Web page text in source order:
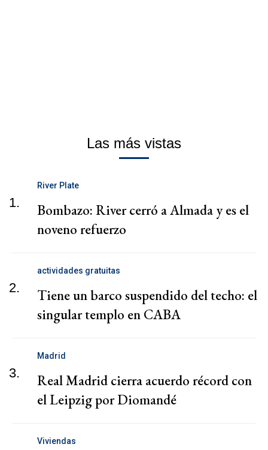
Las más vistas
1.
River Plate
Bombazo: River cerró a Almada y es el
noveno refuerzo
2.
actividades gratuitas
Tiene un barco suspendido del techo: el
singular templo en CABA
3.
Madrid
Real Madrid cierra acuerdo récord con
el Leipzig por Diomandé
Viviendas